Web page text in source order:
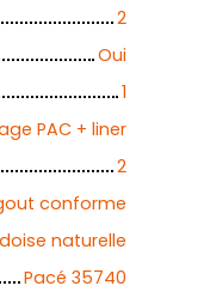
2
Oui
1
PAC + liner
2
conforme
naturelle
Pacé 35740